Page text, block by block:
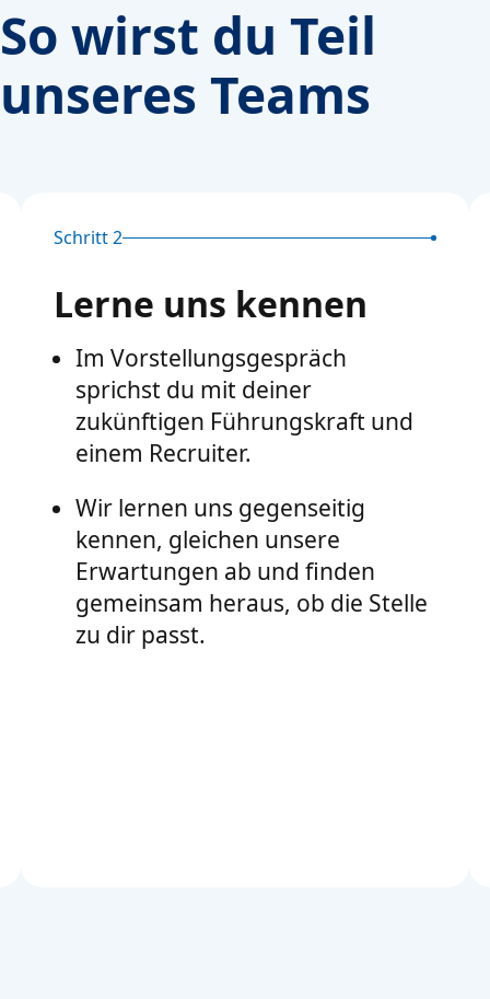
So wirst du Teil
unseres Teams
Schritt 2
Lerne uns kennen
Im Vorstellungsgespräch
sprichst du mit deiner
zukünftigen Führungskraft und
einem Recruiter.
Wir lernen uns gegenseitig
kennen, gleichen unsere
Erwartungen ab und finden
gemeinsam heraus, ob die Stelle
zu dir passt.